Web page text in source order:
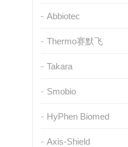
Abbiotec
Thermo赛默飞
Takara
Smobio
HyPhen Biomed
Axis-Shield